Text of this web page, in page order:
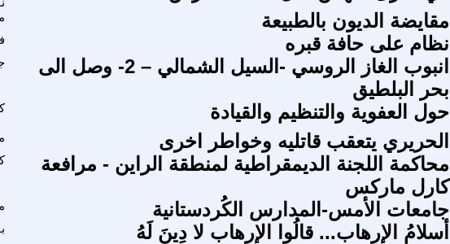
مقايضة الديون بالطبيعة
نظام على حافة قبره
انبوب الغاز الروسي -السيل الشمالي – 2- وصل الى
بحر البلطيق
حول العفوية والتنظيم والقيادة
الحريري يتعقب قاتليه وخواطر اخرى
محاكمة اللجنة الديمقراطية لمنطقة الراين - مرافعة
كارل ماركس
جامعات الأمس-المدارس الكُردستانية
أسلامُ الإرهاب... قالُوا الإرهاب لا دِينَ لَهُ